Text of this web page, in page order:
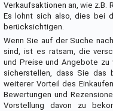
Verkaufsaktionen an, wie
Es lohnt sich also, dies bei
berücksichtigen.
Wenn Sie auf der Suche
sind, ist es ratsam, die
und Preise und Angebote
sicherstellen, dass Sie das
weiterer Vorteil des
Bewertungen und
Vorstellung davon zu